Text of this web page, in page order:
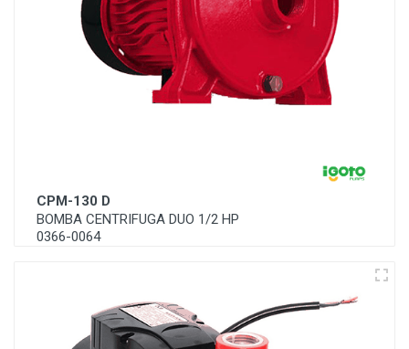
CPM-130 D
BOMBA CENTRIFUGA DUO 1/2 HP
0366-0064